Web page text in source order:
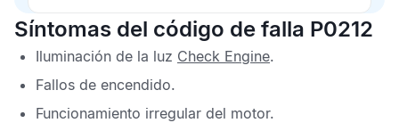
Síntomas del código de falla P0212
Iluminación de la luz Check Engine.
Fallos de encendido.
Funcionamiento irregular del motor.